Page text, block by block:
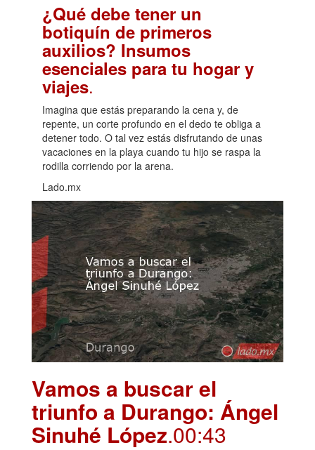
¿Qué debe tener un
botiquín de primeros
auxilios? Insumos
esenciales para tu hogar y
viajes.
Imagina que estás preparando la cena y, de
repente, un corte profundo en el dedo te obliga a
detener todo. O tal vez estás disfrutando de unas
vacaciones en la playa cuando tu hijo se raspa la
rodilla corriendo por la arena.
Lado.mx
Vamos a buscar el
triunfo a Durango: Ángel
Sinuhé López.00:43